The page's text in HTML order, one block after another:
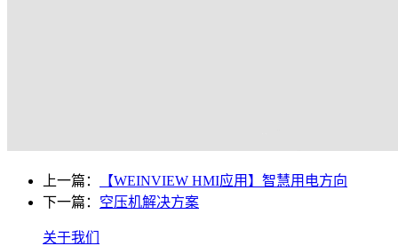
上一篇：
【WEINVIEW HMI应用】智慧用电方向
下一篇： 空压机解决方案
关于我们